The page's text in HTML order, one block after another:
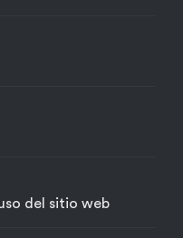
del sitio web